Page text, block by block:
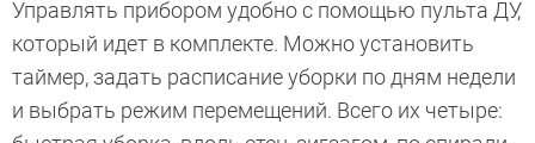
Управлять прибором удобно с помощью пульта ДУ,
который идет в комплекте. Можно установить
таймер, задать расписание уборки по дням недели
и выбрать режим перемещений. Всего их четыре: